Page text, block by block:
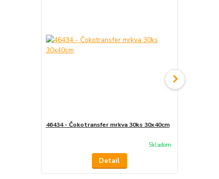
46434 - Čokotransfer mrkva 30ks 30x40cm
Skladom
Detail